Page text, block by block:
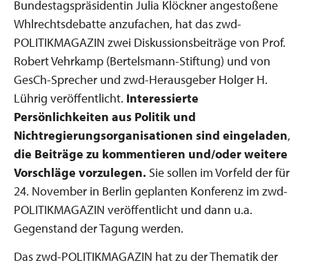
Bundestagspräsidentin Julia Klöckner angestoßene
Whlrechtsdebatte anzufachen, hat das zwd-
POLITIKMAGAZIN zwei Diskussionsbeiträge von Prof.
Robert Vehrkamp (Bertelsmann-Stiftung) und von
GesCh-Sprecher und zwd-Herausgeber Holger H.
Lührig veröffentlicht. Interessierte
Persönlichkeiten aus Politik und
Nichtregierungsorganisationen sind eingeladen,
die Beiträge zu kommentieren und/oder weitere
Vorschläge vorzulegen. Sie sollen im Vorfeld der für
24. November in Berlin geplanten Konferenz im zwd-
POLITIKMAGAZIN veröffentlicht und dann u.a.
Gegenstand der Tagung werden.
Das zwd-POLITIKMAGAZIN hat zu der Thematik der